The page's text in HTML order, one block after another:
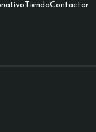
TiendaContactar